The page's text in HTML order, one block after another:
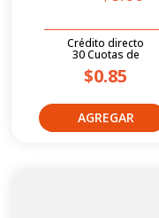
Crédito directo
30Cuotas de
$0.85